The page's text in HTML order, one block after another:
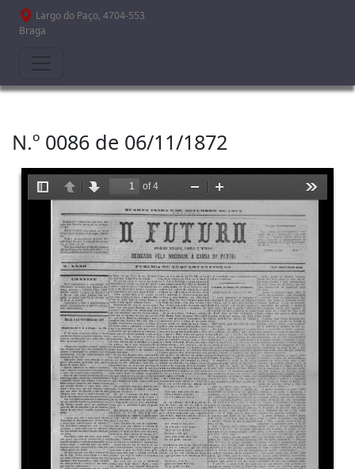
Passar para o conteúdo principal
Largo do Paço, 4704-553
Braga
N.º 0086 de 06/11/1872